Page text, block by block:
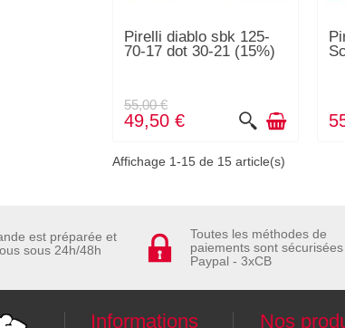
Pirelli diablo sbk 125-
70-17 dot 30-21 (15%)
55,00 €
49,50 €
Affichage 1-15 de 15 article(s)
est préparée et
sous 24h/48h
Toutes les méthodes de
paiements sont
Paypal - 3xCB
Informations Nos